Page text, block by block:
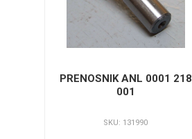
PRENOSNIK ANL 0001 218
001
SKU: 131990